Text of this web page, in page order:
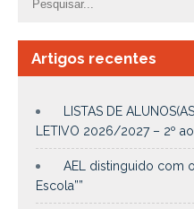
Artigos recentes
LISTAS DE
LETIVO 2026/2027 – 2º
AEL distinguido com
Escola””